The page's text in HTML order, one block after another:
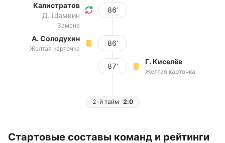
Калистратов
Д. Шамкин
Замена
86’
А. Солодухин
Желтая карточка
86’
87’
Г. Киселёв
Желтая карточка
2-й тайм 2:0
Стартовые составы команд и рейтинги